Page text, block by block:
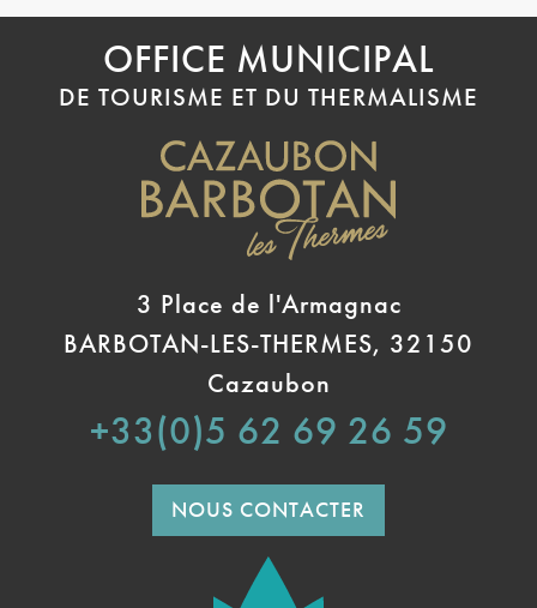
OFFICE MUNICIPAL
DE TOURISME ET DU THERMALISME
3 Place de l'Armagnac
BARBOTAN-LES-THERMES, 32150
Cazaubon
+33(0)5 62 69 26 59
NOUS CONTACTER